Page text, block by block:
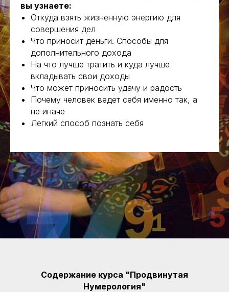
вы узнаете:
Откуда взять жизненную энергию для
совершения дел
Что приносит деньги. Способы для
дополнительного дохода
На что лучше тратить и куда лучше
вкладывать свои доходы
Что может приносить удачу и радость
Почему человек ведет себя именно так, а
не иначе
Легкий способ познать себя
Содержание курса "Продвинутая
Нумерология"